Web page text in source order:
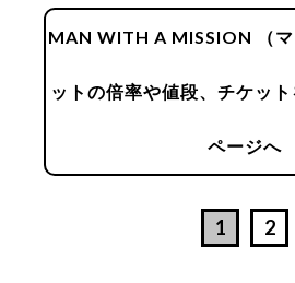
MAN WITH A MISSION （
ットの倍率や値段、チケッ
ページへ
1 2